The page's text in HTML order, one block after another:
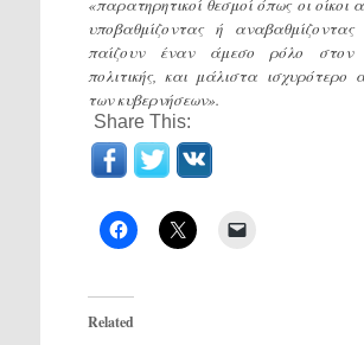
υποβαθμίζοντας ή αναβαθμίζοντας
παίζουν έναν άμεσο ρόλο στον
πολιτικής, και μάλιστα ισχυρότερο
των κυβερνήσεων».
Share This:
Related